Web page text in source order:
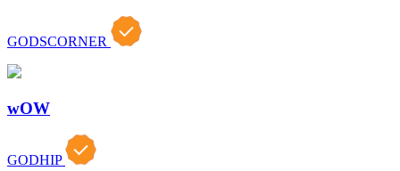
GODSCORNER
wOW
GODHIP